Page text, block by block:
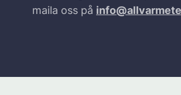
maila oss på